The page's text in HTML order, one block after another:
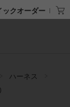
ックオーダー
ハーネス